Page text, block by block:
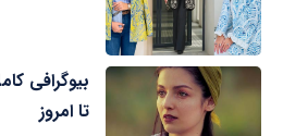
بیوگرافی
تا امروز